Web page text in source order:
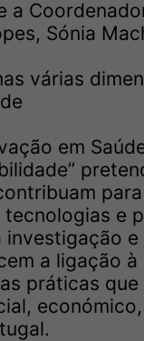
a
Sónia
várias
em
e
investigação
a ligação à
práticas que